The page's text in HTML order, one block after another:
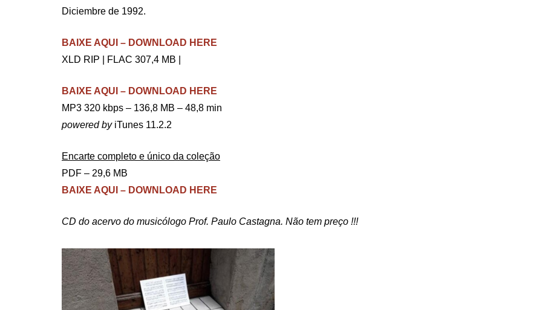
Diciembre de 1992.
BAIXE AQUI – DOWNLOAD HERE
XLD RIP | FLAC 307,4 MB |
BAIXE AQUI – DOWNLOAD HERE
MP3 320 kbps – 136,8 MB – 48,8 min
powered byiTunes 11.2.2
Encarte completo e único da coleção
PDF – 29,6 MB
BAIXE AQUI – DOWNLOAD HERE
CD do acervo do musicólogo Prof. Paulo Castagna. Não tem preço !!!